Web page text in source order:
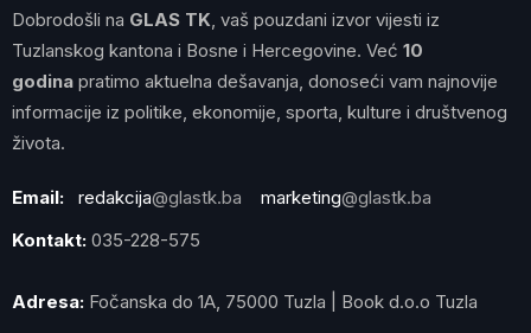
Dobrodošli na GLAS TK , vaš pouzdani izvor vijesti iz
Tuzlanskog kantona i Bosne i Hercegovine. Već 10
godina pratimo aktuelna dešavanja, donoseći vam najnovije
informacije iz politike, ekonomije, sporta, kulture i društvenog
života.
Email: redakcija@glastk.ba marketing@glastk.ba
Kontakt: 035-228-575
Adresa: Fočanska do 1A, 75000 Tuzla | Book d.o.o Tuzla